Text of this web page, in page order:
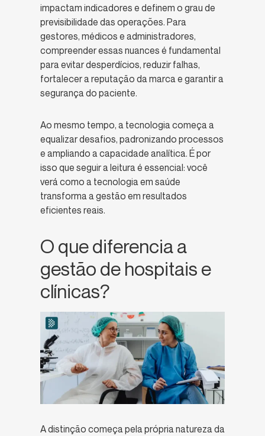
impactam indicadores e definem o grau de
previsibilidade das operações. Para
gestores, médicos e administradores,
compreender essas nuances é fundamental
para evitar desperdícios, reduzir falhas,
fortalecer a reputação da marca e garantir a
segurança do paciente.
Ao mesmo tempo, a tecnologia começa a
equalizar desafios, padronizando processos
e ampliando a capacidade analítica. É por
isso que seguir a leitura é essencial: você
verá como a tecnologia em saúde
transforma a gestão em resultados
eficientes reais.
O que diferencia a
gestão de hospitais e
clínicas?
A distinção começa pela própria natureza da